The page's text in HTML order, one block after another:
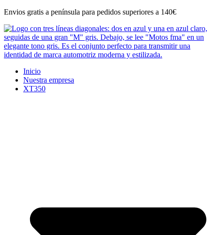
Ir
contenido
Envios gratis a península para pedidos superiores a 140€
Inicio
Nuestra empresa
XT350